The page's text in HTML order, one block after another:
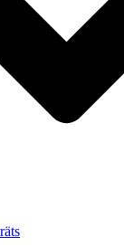
von
Streifzüge
von Harald
mit Sigrid Balke
– Out of The Länd
Uli Rothfuss